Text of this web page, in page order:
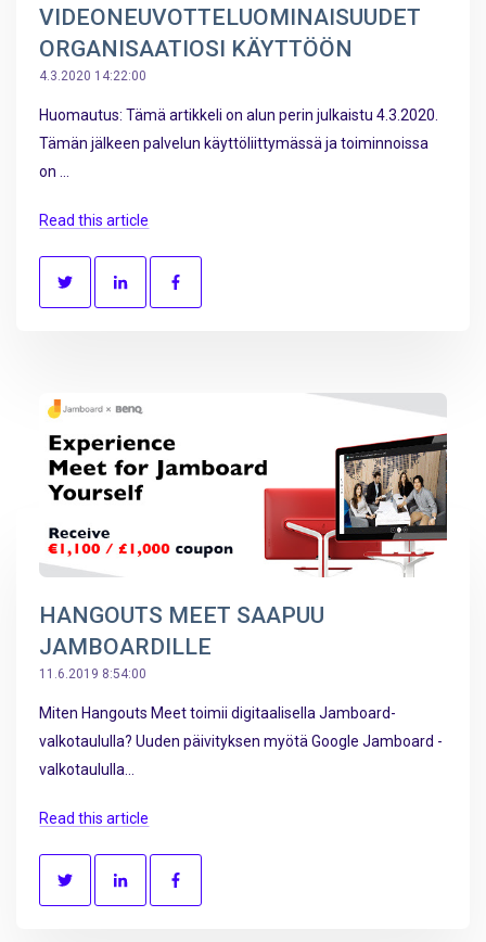
VIDEONEUVOTTELUOMINAISUUDET
ORGANISAATIOSI KÄYTTÖÖN
4.3.2020 14:22:00
Huomautus: Tämä artikkeli on alun perin julkaistu 4.3.2020.
Tämän jälkeen palvelun käyttöliittymässä ja toiminnoissa
on ...
Read this article
HANGOUTS MEET SAAPUU
JAMBOARDILLE
11.6.2019 8:54:00
Miten Hangouts Meet toimii digitaalisella Jamboard-
valkotaululla? Uuden päivityksen myötä Google Jamboard -
valkotaululla...
Read this article